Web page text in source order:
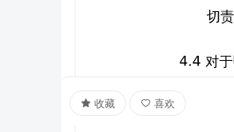
收藏 喜欢